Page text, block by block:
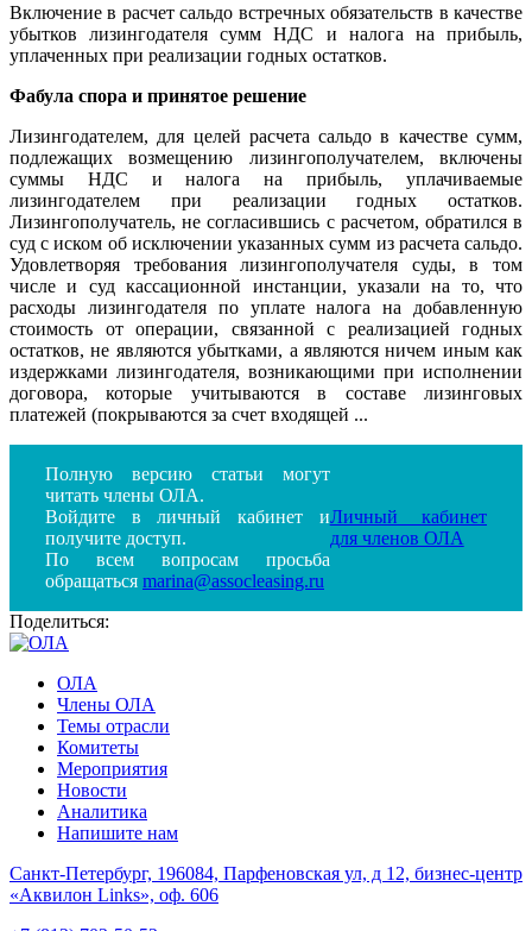
Включение в расчет сальдо встречных обязательств в качестве
убытков лизингодателя сумм НДС и налога на прибыль,
уплаченных при реализации годных остатков.
Фабула спора и принятое решение
Лизингодателем, для целей расчета сальдо в качестве сумм,
подлежащих возмещению лизингополучателем, включены
суммы НДС и налога на прибыль, уплачиваемые
лизингодателем при реализации годных остатков.
Лизингополучатель, не согласившись с расчетом, обратился в
суд с иском об исключении указанных сумм из расчета сальдо.
Удовлетворяя требования лизингополучателя суды, в том
числе и суд кассационной инстанции, указали на то, что
расходы лизингодателя по уплате налога на добавленную
стоимость от операции, связанной с реализацией годных
остатков, не являются убытками, а являются ничем иным как
издержками лизингодателя, возникающими при исполнении
договора, которые учитываются в составе лизинговых
платежей (покрываются за счет входящей ...
Полную версию статьи могут
читать члены ОЛА.
Войдите в личный кабинет и
получите доступ.
По всем вопросам просьба
обращаться marina@assocleasing.ru
Личный кабинет
для членов ОЛА
Поделиться:
ОЛА
Члены ОЛА
Темы отрасли
Комитеты
Мероприятия
Новости
Аналитика
Напишите нам
Санкт-Петербург, 196084, Парфеновская ул, д 12, бизнес-центр
«Аквилон Links», оф. 606